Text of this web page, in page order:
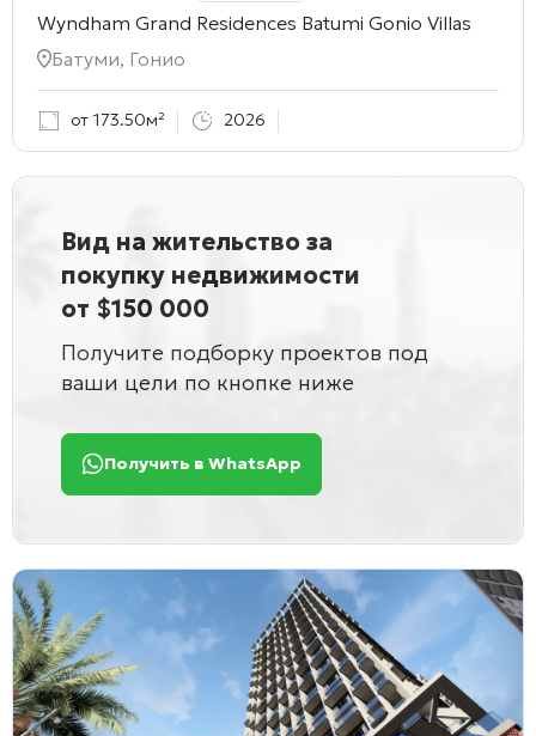
Wyndham Grand Residences Batumi Gonio Villas
Батуми, Гонио
от 173.50м² 2026
Вид на жительство за
покупку недвижимости
от $150 000
Получите подборку проектов под
ваши цели по кнопке ниже
Получить в WhatsApp